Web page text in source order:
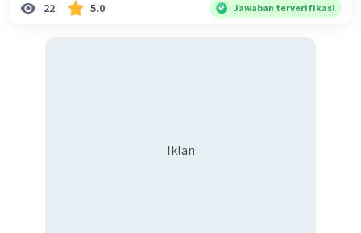
22 5.0 Jawaban terverifikasi
Iklan